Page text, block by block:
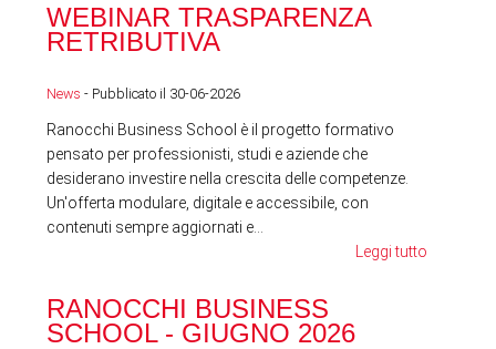
WEBINAR TRASPARENZA
RETRIBUTIVA
News - Pubblicato il 30-06-2026
Ranocchi Business School è il progetto formativo
pensato per professionisti, studi e aziende che
desiderano investire nella crescita delle competenze.
Un'offerta modulare, digitale e accessibile, con
contenuti sempre aggiornati e...
Leggi tutto
RANOCCHI BUSINESS
SCHOOL - GIUGNO 2026